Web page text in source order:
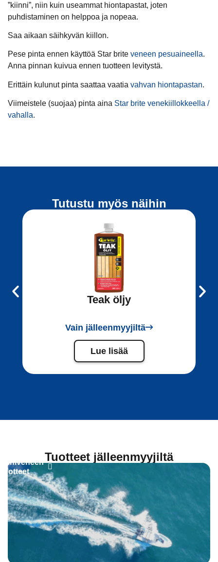
”kiinni”, niin kuin useammat hiontapastat, joten
puhdistaminen on helppoa ja nopeaa.
Saa aikaan säihkyvän kiillon.
Pese pinta ennen käyttöä Star brite veneen pesuaineella.
Anna pinnan kuivua ennen tuotteen levitystä.
Erittäin kulunut pinta saattaa vaatia vahvan hiontapastan.
Viimeistele (suojaa) pinta aina Star brite venekiillokkeella /
vahalla.
Tutustu myös näihin
Teak öljy
Vain jälleenmyyjiltä
Lue lisää
Tuotteet jälleenmyyjiltä
tuotteet